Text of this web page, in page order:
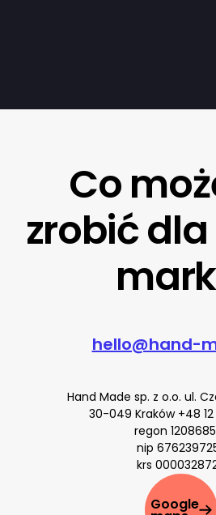
Co
zrobić
hello@hand-
Hand Made sp. z o.o. ul.
30-049 Kraków +48
regon
nip
krs
Google